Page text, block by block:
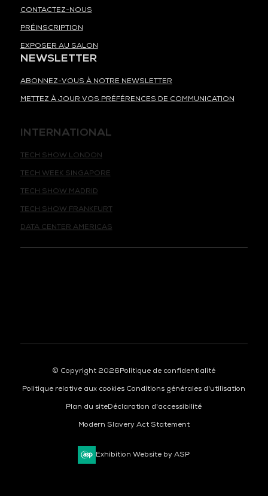
CONTACTEZ-NOUS
PRÉINSCRIPTION
EXPOSER AU SALON
NEWSLETTER
ABONNEZ-VOUS À NOTRE NEWSLETTER
METTEZ À JOUR VOS PRÉFÉRENCES DE COMMUNICATION
TECH WEEK SINGAPORE
TECH SHOW MADRID
TECH SHOW FRANKFURT
DATA CENTER AMERICAS
© Copyright 2026Politique de confidentialité
Politique relative aux cookies Conditions générales d'utilisation
Plan du siteDéclaration d'accessibilité
Modern Slavery Act Statement
Exhibition Website by ASP